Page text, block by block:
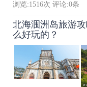
浏览:1516次 评论:0条
北海涠洲岛旅游
么好玩的？